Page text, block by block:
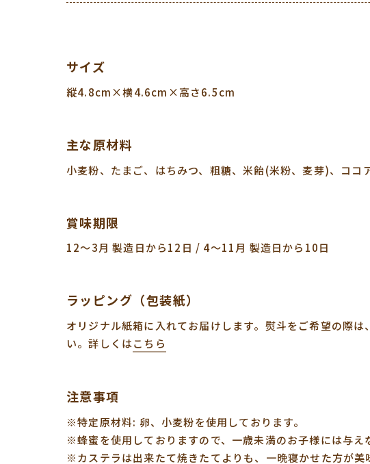
サイズ
縦4.8cm×横4.6cm×高さ6.5cm
主な原材料
小麦粉、たまご、はちみつ、粗糖、米飴(米粉、麦芽)、ココ
賞味期限
12〜3月 製造日から12日 / 4〜11月 製造日から10日
ラッピング（包装紙）
オリジナル紙箱に入れてお届けします。熨斗をご希望の際は
い。詳しくはこちら
注意事項
※特定原材料: 卵、小麦粉を使用しております。
※蜂蜜を使用しておりますので、一歳未満のお子様には与え
※カステラは出来たて焼きたてよりも、一晩寝かせた方が美